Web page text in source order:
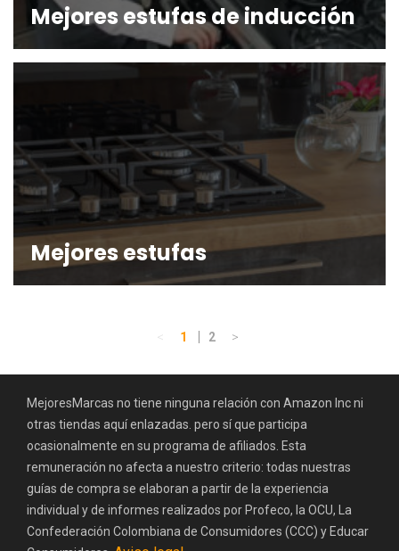
Mejores estufas de inducción
Mejores estufas
Navegación
de
< Página
1 Página
2 Página
>
MejoresMarcas no tiene ninguna relación con Amazon Inc ni
otras tiendas aquí enlazadas. pero sí que participa
ocasionalmente en su programa de afiliados. Esta
remuneración no afecta a nuestro criterio: todas nuestras
guías de compra se elaboran a partir de la experiencia
individual y de informes realizados por Profeco, la OCU, La
Confederación Colombiana de Consumidores (CCC) y Educar